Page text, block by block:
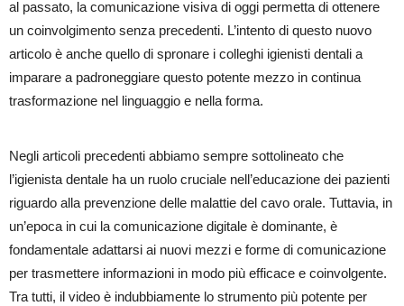
al passato, la comunicazione visiva di oggi permetta di ottenere
un coinvolgimento senza precedenti. L’intento di questo nuovo
articolo è anche quello di spronare i colleghi igienisti dentali a
imparare a padroneggiare questo potente mezzo in continua
trasformazione nel linguaggio e nella forma.
Negli articoli precedenti abbiamo sempre sottolineato che
l’igienista dentale ha un ruolo cruciale nell’educazione dei pazienti
riguardo alla prevenzione delle malattie del cavo orale. Tuttavia, in
un’epoca in cui la comunicazione digitale è dominante, è
fondamentale adattarsi ai nuovi mezzi e forme di comunicazione
per trasmettere informazioni in modo più efficace e coinvolgente.
Tra tutti, il video è indubbiamente lo strumento più potente per